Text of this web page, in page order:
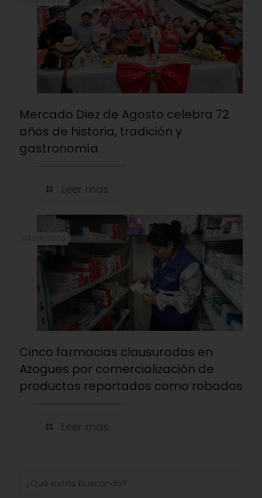
Mercado Diez de Agosto celebra 72
años de historia, tradición y
gastronomía
Leer mas
Cinco farmacias clausuradas en
Azogues por comercialización de
productos reportados como robados
Leer mas